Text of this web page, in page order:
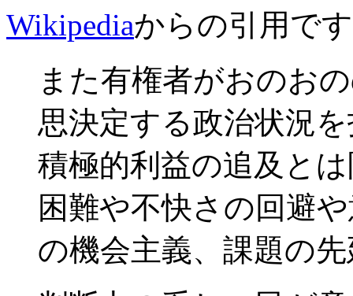
Wikipediaからの引用で
また有権者がおのお
思決定する政治状況
積極的利益の追及と
困難や不快さの回避
の機会主義、課題の